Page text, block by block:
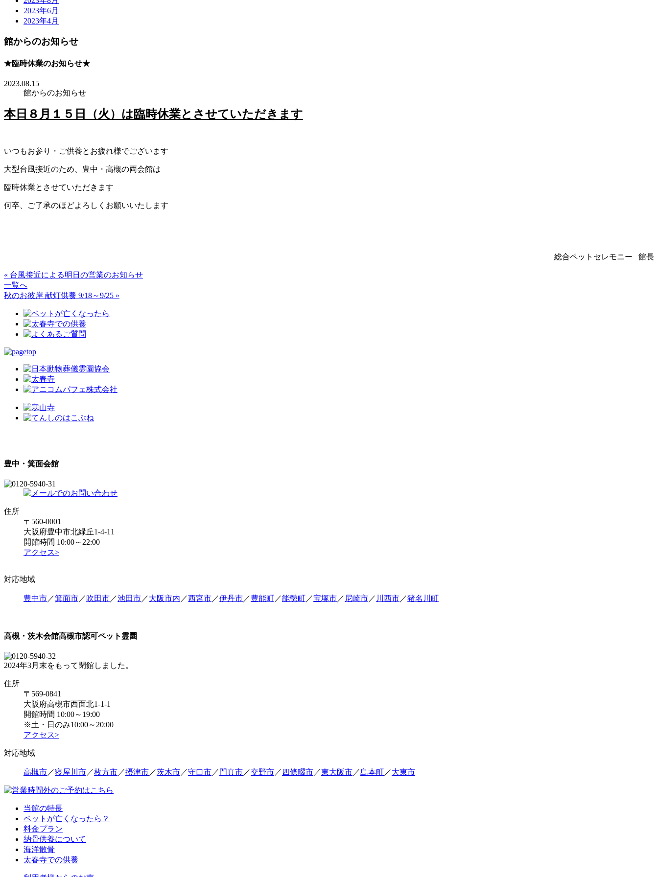
2023年6月
2023年4月
館からのお知らせ
★臨時休業のお知らせ★
2023.08.15
館からのお知らせ
本日８月１５日（火）は臨時休業とさせていただきます
いつもお参り・ご供養とお疲れ様でございます
大型台風接近のため、豊中・高槻の両会館は
臨時休業とさせていただきます
何卒、ご了承のほどよろしくお願いいたします
総合ペットセレモニー 館長
« 台風接近による明日の営業のお知らせ
一覧へ
秋のお彼岸 献灯供養 9/18～9/25 »
豊中・箕面会館
住所
〒560-0001
大阪府豊中市北緑丘1-4-11
開館時間 10:00～22:00
アクセス>
対応地域
豊中市／箕面市／吹田市／池田市／大阪市内 ／西宮市／伊丹市／豊能町／能勢町／宝塚市／ 尼崎市／ 川西市／猪名川町
高槻・茨木会館高槻市認可ペット霊園
2024年3月末をもって閉館しました。
住所
〒569-0841
大阪府高槻市西面北1-1-1
開館時間 10:00～19:00
※土・日のみ10:00～20:00
アクセス>
対応地域
高槻市／寝屋川市／枚方市／摂津市／茨木市／守口市／ 門真市／交野市／ 四條畷市／東大阪市／島本町／大東市
当館の特長
ペットが亡くなったら？
料金プラン
納骨供養について
海洋散骨
太春寺での供養